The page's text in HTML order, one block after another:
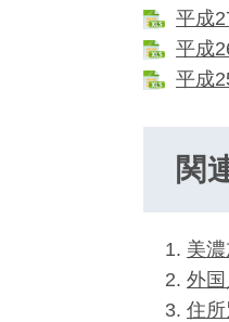
平成
平成
平成
関
美
外
住